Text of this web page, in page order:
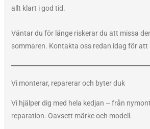
allt klart i god tid.
Väntar du för länge riskerar du att missa
sommaren. Kontakta oss redan idag för att
Vi monterar, reparerar och byter duk
Vi hjälper dig med hela kedjan – från
reparation. Oavsett märke och modell.